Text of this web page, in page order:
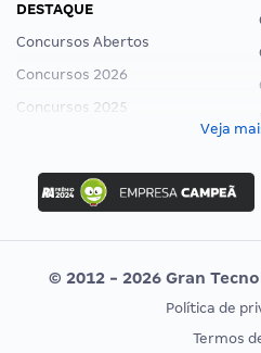
DESTAQUE
Concursos Abertos
Concursos 2026
Concursos 2025
Concurso Ibama
Concurso MPU
Editais publicados
CONCURSOS POR PROFISSÃO
Veja
© 2012 - 2026 Gran
Política de
Termos